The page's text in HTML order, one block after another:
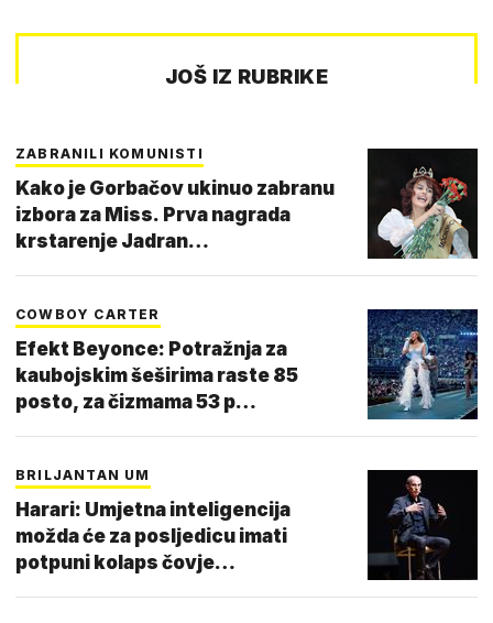
JOŠ IZ RUBRIKE
ZABRANILI KOMUNISTI
Kako je Gorbačov ukinuo zabranu
izbora za Miss. Prva nagrada
krstarenje Jadran…
COWBOY CARTER
Efekt Beyonce: Potražnja za
kaubojskim šeširima raste 85
posto, za čizmama 53 p…
BRILJANTAN UM
Harari: Umjetna inteligencija
možda će za posljedicu imati
potpuni kolaps čovje…